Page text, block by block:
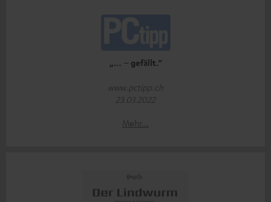
„… – gefällt.“
www.pctipp.ch
23.03.2022
Mehr...